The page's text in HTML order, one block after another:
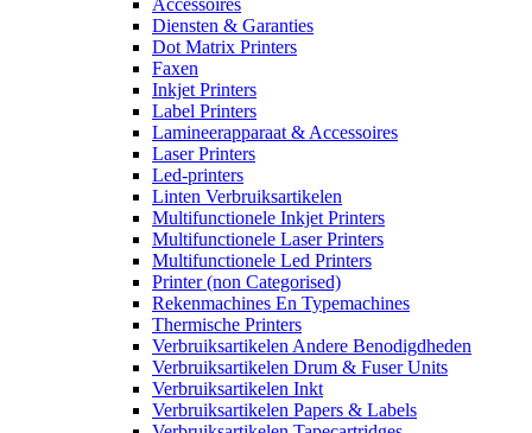
Diensten & Garanties
Dot Matrix Printers
Faxen
Inkjet Printers
Label Printers
Lamineerapparaat & Accessoires
Laser Printers
Led-printers
Linten Verbruiksartikelen
Multifunctionele Inkjet Printers
Multifunctionele Laser Printers
Multifunctionele Led Printers
Printer (non Categorised)
Rekenmachines En Typemachines
Thermische Printers
Verbruiksartikelen Andere Benodigdheden
Verbruiksartikelen Drum & Fuser Units
Verbruiksartikelen Inkt
Verbruiksartikelen Papers & Labels